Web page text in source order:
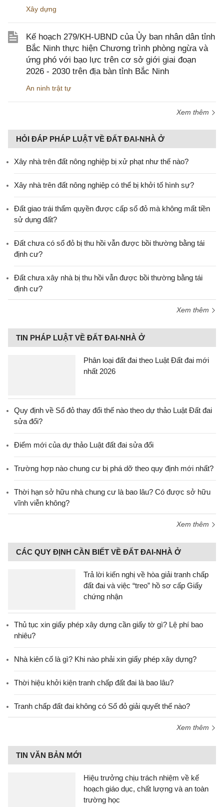
Xây dựng
Kế hoạch 279/KH-UBND của Ủy ban nhân dân tỉnh
Bắc Ninh thực hiện Chương trình phòng ngừa và
ứng phó với bạo lực trên cơ sở giới giai đoạn
2026 - 2030 trên địa bàn tỉnh Bắc Ninh
An ninh trật tự
Xem thêm
HỎI ĐÁP PHÁP LUẬT VỀ ĐẤT ĐAI-NHÀ Ở
Xây nhà trên đất nông nghiệp bị xử phạt như thế nào?
Xây nhà trên đất nông nghiệp có thể bị khởi tố hình sự?
Đất giao trái thẩm quyền được cấp sổ đỏ mà không mất tiền
sử dụng đất?
Đất chưa có sổ đỏ bị thu hồi vẫn được bồi thường bằng tái
định cư?
Đất chưa xây nhà bị thu hồi vẫn được bồi thường bằng tái
định cư?
Xem thêm
TIN PHÁP LUẬT VỀ ĐẤT ĐAI-NHÀ Ở
Phân loại đất đai theo Luật Đất đai mới
nhất 2026
Quy định về Sổ đỏ thay đổi thế nào theo dự thảo Luật Đất đai
sửa đổi?
Điểm mới của dự thảo Luật đất đai sửa đổi
Trường hợp nào chung cư bị phá dỡ theo quy định mới nhất?
Thời hạn sở hữu nhà chung cư là bao lâu? Có được sở hữu
vĩnh viễn không?
Xem thêm
CÁC QUY ĐỊNH CẦN BIẾT VỀ ĐẤT ĐAI-NHÀ Ở
Trả lời kiến nghị về hòa giải tranh chấp
đất đai và việc “treo” hồ sơ cấp Giấy
chứng nhận
Thủ tục xin giấy phép xây dựng cần giấy tờ gì? Lệ phí bao
nhiêu?
Nhà kiên cố là gì? Khi nào phải xin giấy phép xây dựng?
Thời hiệu khởi kiện tranh chấp đất đai là bao lâu?
Tranh chấp đất đai không có Sổ đỏ giải quyết thế nào?
Xem thêm
TIN VĂN BẢN MỚI
Hiệu trưởng chịu trách nhiệm về kế
hoạch giáo dục, chất lượng và an toàn
trường học